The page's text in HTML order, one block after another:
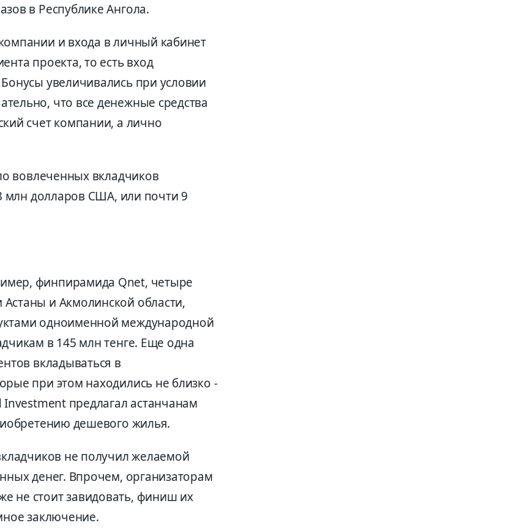
в Республике Ангола.
и входа в личный кабинет
проекта, то есть вход
увеличивались при условии
что все денежные средства
счет компании, а лично
вовлеченных вкладчиков
млн долларов США, или почти 9
финпирамида Qnet, четыре
и Акмолинской области,
одноименной международной
в 145 млн тенге. Еще одна
вкладываться в
при этом находились не близко -
предлагал астанчанам
дешевого жилья.
не получил желаемой
денег. Впрочем, организаторам
не стоит завидовать, финиш их
заключение.